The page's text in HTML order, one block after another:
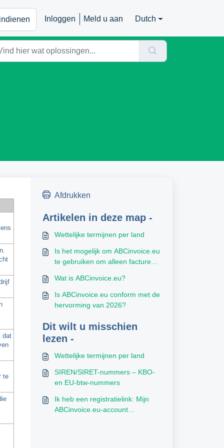
Inloggen Meld u aan Dutch
dat
te
Afdrukken
Artikelen in deze map -
Wettelijke termijnen per land
Is het mogelijk om ABCinvoice.eu
te gebruiken om alleen facturen
ontvangen)?
Wat is ABCinvoice.eu?
Is ABCinvoice.eu conform met de
hervorming van 2026?
Dit wilt u misschien
lezen -
Wettelijke termijnen per land
SIREN/SIRET-nummers – KBO-
en EU-btw-nummers
Ik heb een registratielink: Mijn
ABCinvoice.eu-account